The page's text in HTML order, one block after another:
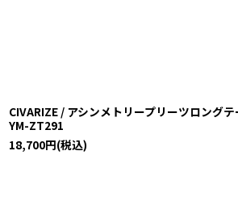
CIVARIZE / アシンメトリープリーツロング
YM-ZT291
18,700円(税込)